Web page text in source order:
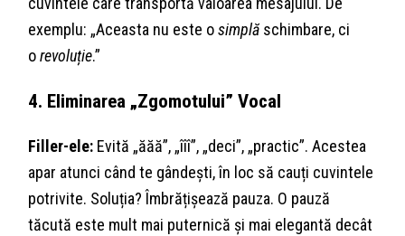
exemplu: „Aceasta nu este osimplă schimbare, ci
orevoluție.”
4. Eliminarea „Zgomotului” Vocal
Filler-ele: Evită „ăăă”, „îîî”, „deci”, „practic”. Acestea
apar atunci când te gândești, în loc să cauți cuvintele
potrivite. Soluția? Îmbrățișează pauza. O pauză
tăcută este mult mai puternică și mai elegantă decât